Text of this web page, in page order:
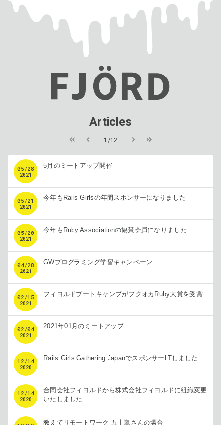
Articles
1/12
05 /28
2021
5月のミートアップ開催
05 /21
2021
今年もRails Girlsの年間スポンサーになりました
05 /20
2021
今年もRuby Associationの協賛会員になりました
04/28
2021
GWプログラミング学習キャンペーン
02 /15
2021
フィヨルドブートキャンプがフクオカRuby大賞を受賞
02 /04
2021
2021年01月のミートアップ
12 /14
2020
Rails Girls Gathering JapanでスポンサーLTしました
12 /14
2020
合同会社フィヨルドから株式会社フィヨルドに組織変更
いたしました
教えてリモートワーク 五十嵐さんの場合